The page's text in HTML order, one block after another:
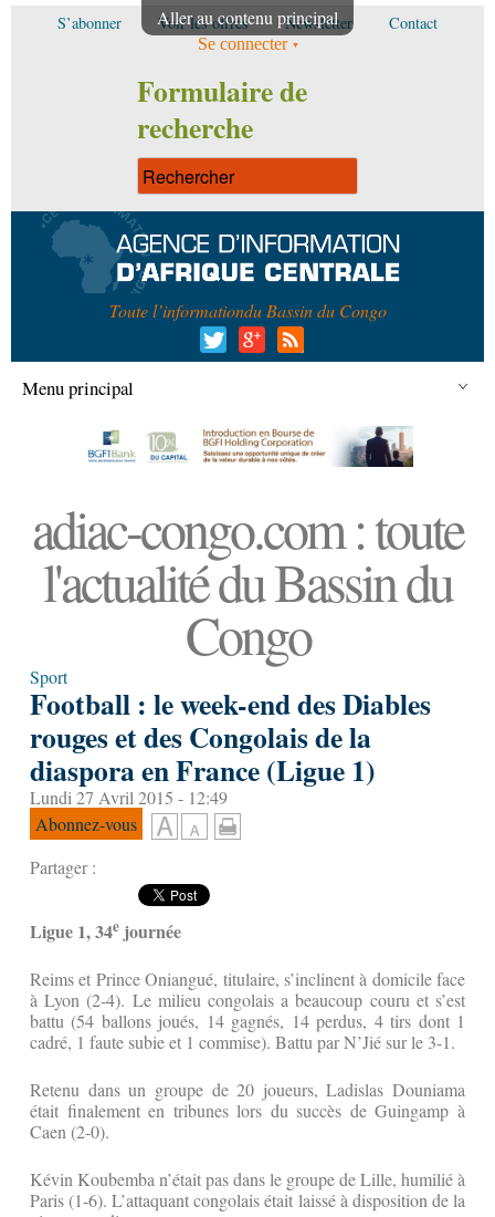
Aller au contenu principal
S’abonner Voir les offres Newsletter Contact
Se connecter
Formulaire de
recherche
Toute l’informationdu Bassin du Congo
Menu principal
adiac-congo.com : toute
l'actualité du Bassin du
Congo
Sport
Football : le week-end des Diables
rouges et des Congolais de la
diaspora en France (Ligue 1)
Lundi 27 Avril 2015 - 12:49
Abonnez-vous
Partager :
Ligue 1, 34e journée
Reims et Prince Oniangué, titulaire, s’inclinent à domicile face
à Lyon (2-4). Le milieu congolais a beaucoup couru et s’est
battu (54 ballons joués, 14 gagnés, 14 perdus, 4 tirs dont 1
cadré, 1 faute subie et 1 commise). Battu par N’Jié sur le 3-1.
Retenu dans un groupe de 20 joueurs, Ladislas Douniama
était finalement en tribunes lors du succès de Guingamp à
Caen (2-0).
Kévin Koubemba n’était pas dans le groupe de Lille, humilié à
Paris (1-6). L’attaquant congolais était laissé à disposition de la